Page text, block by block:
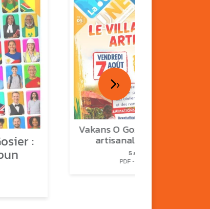
:
Vakans O Gozyé : le village
artisanal du Gosier
5 août
PDF - 1.2 Mio
›